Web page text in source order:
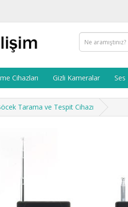
Cihazları Gizli Kameralar Ses
Tarama ve Tespit Cihazı